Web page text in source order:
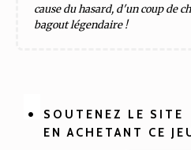
cause du hasard, d'un coup de
bagout légendaire !
SOUTENEZ LE SITE
EN ACHETANT CE